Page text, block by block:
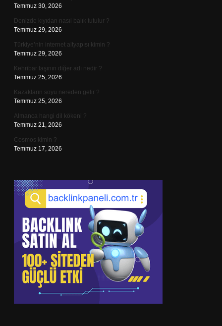
Temmuz 30, 2026
Denizde kıyıdan nasıl balık tutulur ?
Temmuz 29, 2026
Türkiye’nin internet altyapısı kimin ?
Temmuz 29, 2026
Kehribar taşının diğer adı nedir ?
Temmuz 25, 2026
Kazakların soyu nereden gelir ?
Temmuz 25, 2026
Almanca hangi dil kökeni ?
Temmuz 21, 2026
Cosmos kimin ?
Temmuz 17, 2026